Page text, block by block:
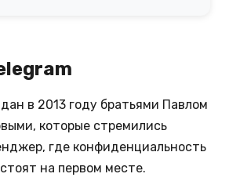
в 2013 году братьями Павлом
которые стремились
где конфиденциальность
на первом месте.